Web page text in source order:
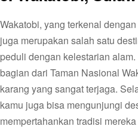
Wakatobi, yang terkenal
juga merupakan salah satu
peduli dengan kelestarian
bagian dari Taman Nasional
karang yang sangat terjaga.
kamu juga bisa mengunjungi
mempertahankan tradisi